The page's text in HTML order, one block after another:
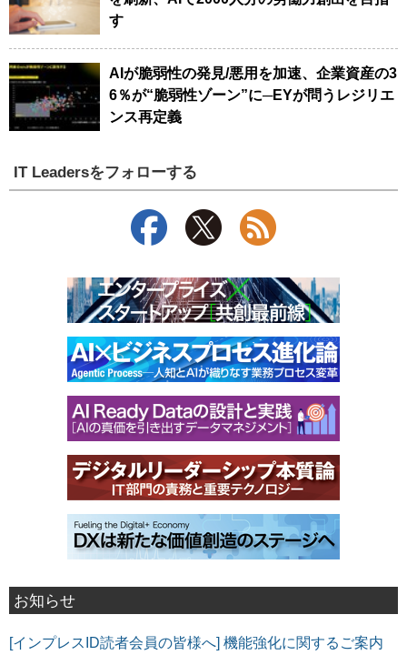
す
AIが脆弱性の発見/悪用を加速、企業資産の3
6％が“脆弱性ゾーン”に─EYが問うレジリエ
ンス再定義
IT Leadersをフォローする
お知らせ
[インプレスID読者会員の皆様へ] 機能強化に関するご案内